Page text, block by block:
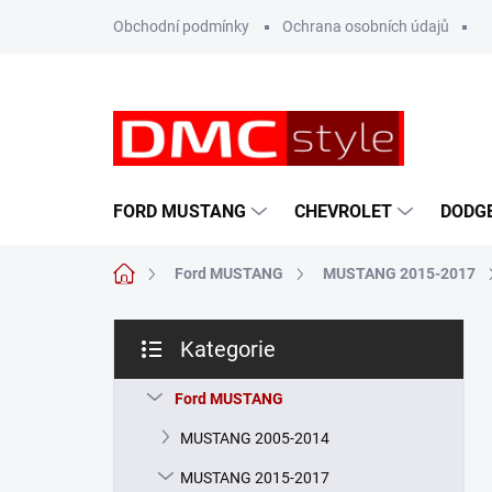
Obchodní podmínky Ochrana osobních údajů
FORD MUSTANG CHEVROLET
Domů Ford MUSTANG MUSTANG 2015-2017
s
kategorie
Kategorie
Ford MUSTANG
MUSTANG 2005-2014
MUSTANG 2015-2017